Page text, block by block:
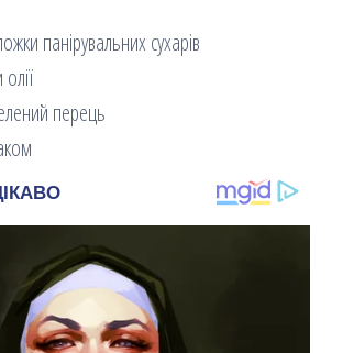
панірувальних сухарів
перець